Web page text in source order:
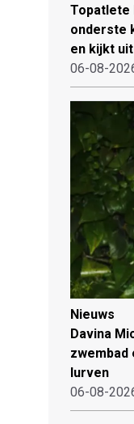
Topatlete
onderste
en kijkt
06-08-
Nieuws
Davina
zwembad
lurven
06-08-